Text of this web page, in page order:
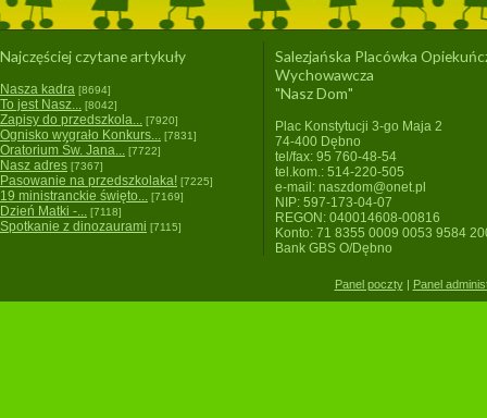
Najczęściej czytane artykuły
Nasza kadra [8694]
To jest Nasz... [8042]
Zapisy do przedszkola... [7920]
Ognisko wygrało Konkurs... [7831]
Oratorium Św. Jana... [7722]
Nasz adres [7367]
Pasowanie na przedszkolaka! [7225]
19 ministranckie święto... [7169]
Dzień Matki -... [7118]
Spotkanie z dinozaurami [7115]
Salezjańska Placówka
Wychowawcza
"Nasz Dom"
Plac Konstytucji 3-go Maja 2
74-400 Dębno
tel/fax: 95 760-48-54
tel.kom.: 514-220-505
e-mail: naszdom@onet.pl
NIP: 597-173-04-07
REGON: 040014608-00816
Konto: 71 8355 0009 0053 9584
Bank GBS O/Dębno
Panel poczty| Panel